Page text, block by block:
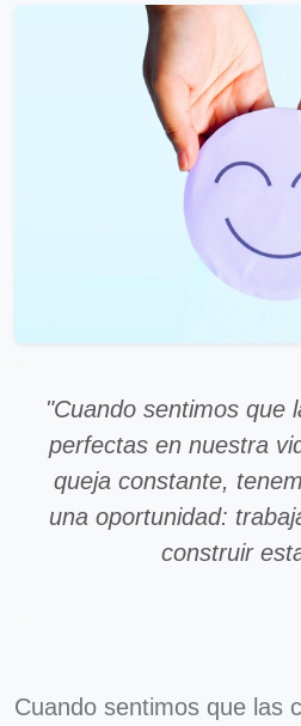
"Cuando sentimos que
perfectas en nuestra
queja constante,
una oportunidad:
construir
Cuando sentimos que las